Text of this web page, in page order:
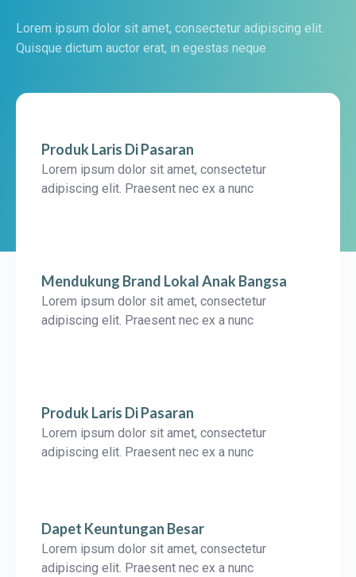
Lorem ipsum dolor sit amet, consectetur adipiscing elit.
Quisque dictum auctor erat, in egestas neque
Produk Laris Di Pasaran
Lorem ipsum dolor sit amet, consectetur
adipiscing elit. Praesent nec ex a nunc
Mendukung Brand Lokal Anak Bangsa
Lorem ipsum dolor sit amet, consectetur
adipiscing elit. Praesent nec ex a nunc
Produk Laris Di Pasaran
Lorem ipsum dolor sit amet, consectetur
adipiscing elit. Praesent nec ex a nunc
Dapet Keuntungan Besar
Lorem ipsum dolor sit amet, consectetur
adipiscing elit. Praesent nec ex a nunc